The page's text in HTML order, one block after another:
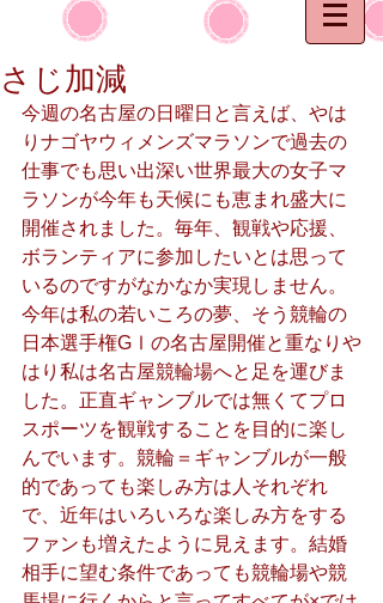
さじ加減
今週の名古屋の日曜日と言えば、やは
りナゴヤウィメンズマラソンで過去の
仕事でも思い出深い世界最大の女子マ
ラソンが今年も天候にも恵まれ盛大に
開催されました。毎年、観戦や応援、
ボランティアに参加したいとは思って
いるのですがなかなか実現しません。
今年は私の若いころの夢、そう競輪の
日本選手権GⅠの名古屋開催と重なりや
はり私は名古屋競輪場へと足を運びま
した。正直ギャンブルでは無くてプロ
スポーツを観戦することを目的に楽し
んでいます。競輪＝ギャンブルが一般
的であっても楽しみ方は人それぞれ
で、近年はいろいろな楽しみ方をする
ファンも増えたように見えます。結婚
相手に望む条件であっても競輪場や競